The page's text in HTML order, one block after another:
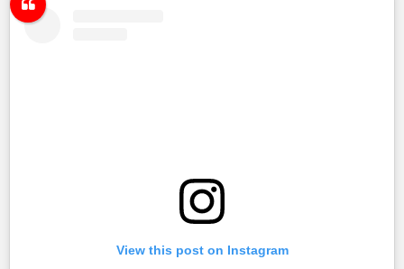
View this post on Instagram